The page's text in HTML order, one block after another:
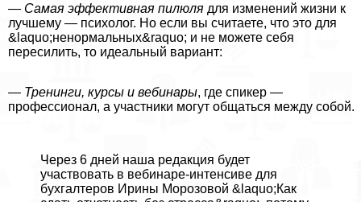
— Самая эффективная пилюля для изменений жизни к
лучшему — психолог. Но если вы считаете, что это для
&laquo;нeнopмaльных&raquo; и не можете себя
пересилить, то идеальный вариант:
— Тренинги, курсы и вебинары, где спикер —
профессионал, а участники могут общаться между собой.
Через 6 дней наша редакция будет
участвовать в вебинаре-интенсиве для
бухгалтеров Ирины Морозовой &laquo;Как